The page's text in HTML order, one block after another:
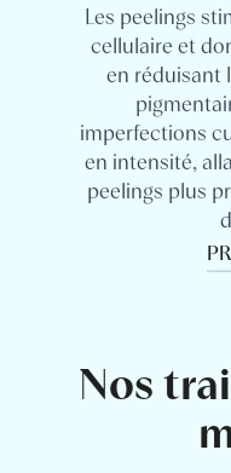
Les peelings
cellulaire et
en réduisant
imperfections
en intensité,
peelings plus
Nos